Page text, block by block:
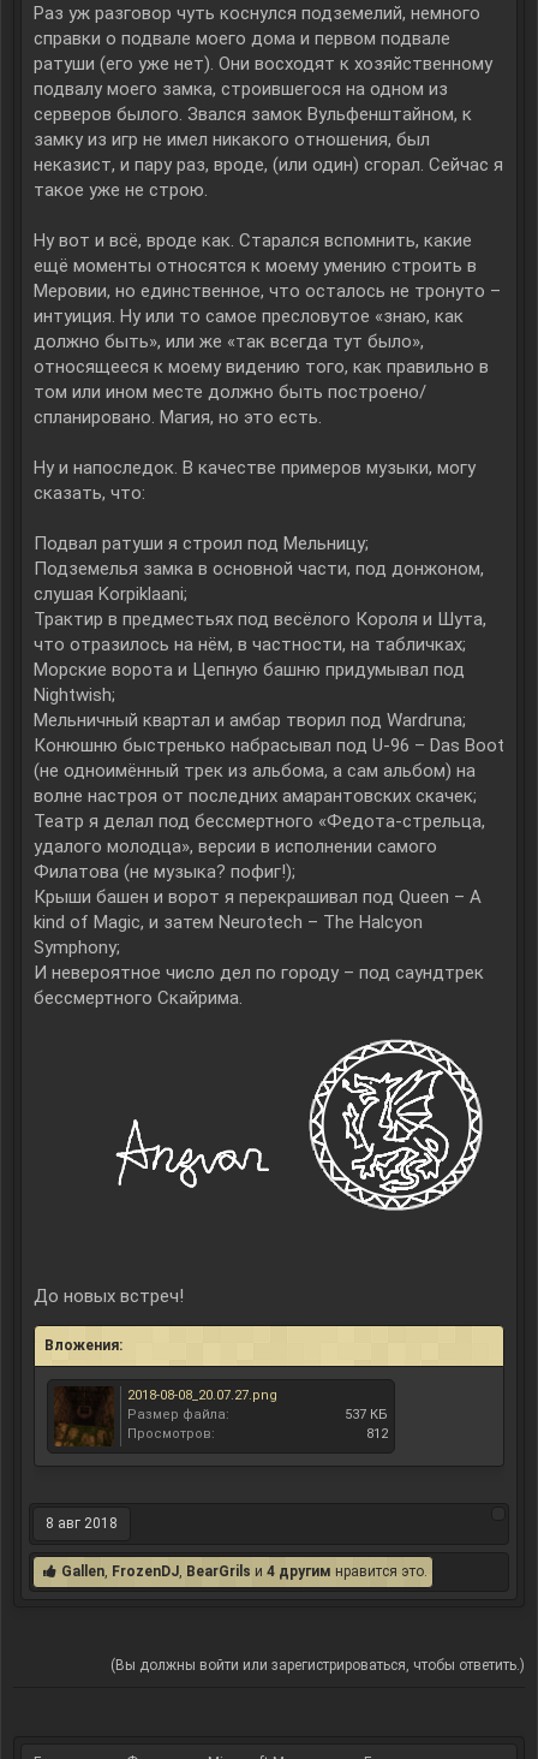
Раз уж разговор чуть коснулся подземелий, немного
справки о подвале моего дома и первом подвале
ратуши (его уже нет). Они восходят к хозяйственному
подвалу моего замка, строившегося на одном из
серверов былого. Звался замок Вульфенштайном, к
замку из игр не имел никакого отношения, был
неказист, и пару раз, вроде, (или один) сгорал. Сейчас я
такое уже не строю.
Ну вот и всё, вроде как. Старался вспомнить, какие
ещё моменты относятся к моему умению строить в
Меровии, но единственное, что осталось не тронуто –
интуиция. Ну или то самое пресловутое «знаю, как
должно быть», или же «так всегда тут было»,
относящееся к моему видению того, как правильно в
том или ином месте должно быть построено/
спланировано. Магия, но это есть.
Ну и напоследок. В качестве примеров музыки, могу
сказать, что:
Подвал ратуши я строил под Мельницу;
Подземелья замка в основной части, под донжоном,
слушая Korpiklaani;
Трактир в предместьях под весёлого Короля и Шута,
что отразилось на нём, в частности, на табличках;
Морские ворота и Цепную башню придумывал под
Nightwish;
Мельничный квартал и амбар творил под Wardruna;
Конюшню быстренько набрасывал под U-96 – Das Boot
(не одноимённый трек из альбома, а сам альбом) на
волне настроя от последних амарантовских скачек;
Театр я делал под бессмертного «Федота-стрельца,
удалого молодца», версии в исполнении самого
Филатова (не музыка? пофиг!);
Крыши башен и ворот я перекрашивал под Queen – A
kind of Magic, и затем Neurotech – The Halcyon
Symphony;
И невероятное число дел по городу – под саундтрек
бессмертного Скайрима.
До новых встреч!
Вложения:
2018-08-08_20.07.27.png
Размер файла:
537 КБ
Просмотров:
812
8 авг 2018
Gallen FrozenDJ BearGrils и 4 другим нравится это.
(Вы должны войти или зарегистрироваться, чтобы ответить.)